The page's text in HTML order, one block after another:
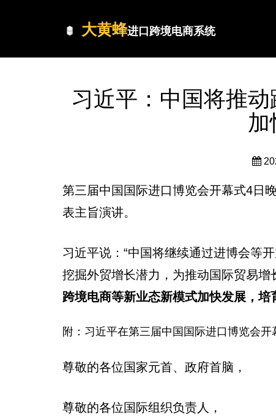
大黄蜂进口跨境电商系统
习近平：中国将推
加
第三届中国国际进口博览会开幕式4日
表主旨演讲。
习近平说：“中国将继续通过进博会等
挖掘外贸增长潜力，为推动国际贸易增
跨境电商等新业态新模式加快发展，培
附：习近平在第三届中国国际进口博览会开
尊敬的各位国家元首、政府首脑，
尊敬的各位国际组织负责人，